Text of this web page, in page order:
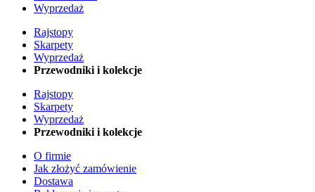
Wyprzedaż
Rajstopy
Skarpety
Wyprzedaż
Przewodniki i kolekcje
Rajstopy
Skarpety
Wyprzedaż
Przewodniki i kolekcje
O firmie
Jak złożyć zamówienie
Dostawa